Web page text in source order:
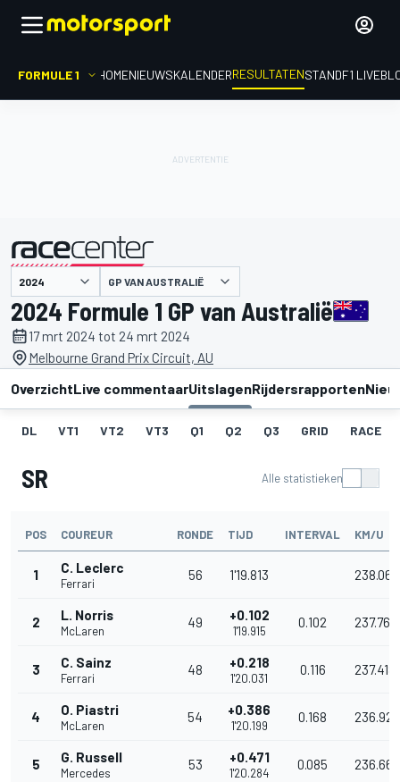
FORMULE 1 HOMENIEUWSKALENDERRESULTATENSTANDF1
gepresenteerd door GP VAN AUSTRALIË
2024 Formule 1 GP van Australië
17 mrt 2024 tot 24 mrt 2024
Melbourne Grand Prix Circuit, AU
OverzichtLive commentaarUitslagenRijdersrapporten
DL VT1 VT2 VT3 Q1 Q2 Q3 GRID RACE
SR Alle statistieken
POS COUREUR RONDE TIJD INTERVAL KM/U
1 C. Leclerc
Ferrari
56 1'19.813 238.066
2 L. Norris
McLaren
49 +0.102
1'19.915
0.102 237.762
3 C. Sainz
Ferrari
48 +0.218
1'20.031
0.116 237.418
4 O. Piastri
McLaren
54 +0.386
1'20.199
0.168 236.920
5 G. Russell
Mercedes
53 +0.471
1'20.284
0.085 236.669